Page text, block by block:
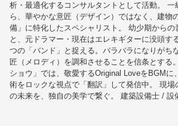
析・最適化するコンサルタントとして活動。 一
ら、華やかな意匠（デザイン）ではなく、建物
備」に特化したスペシャリスト。 幼少期からの
と、元ドラマー・現在はエレキギターに没頭す
つの「バンド」と捉える。バラバラになりがち
匠（メロディ）を調和させることを信条とする
ショウ」では、敬愛するOriginal LoveをBGMに
術をロックな視点で「翻訳」して発信中。 現場
の未来を、独自の美学で繋ぐ。 建築設備士 / 設